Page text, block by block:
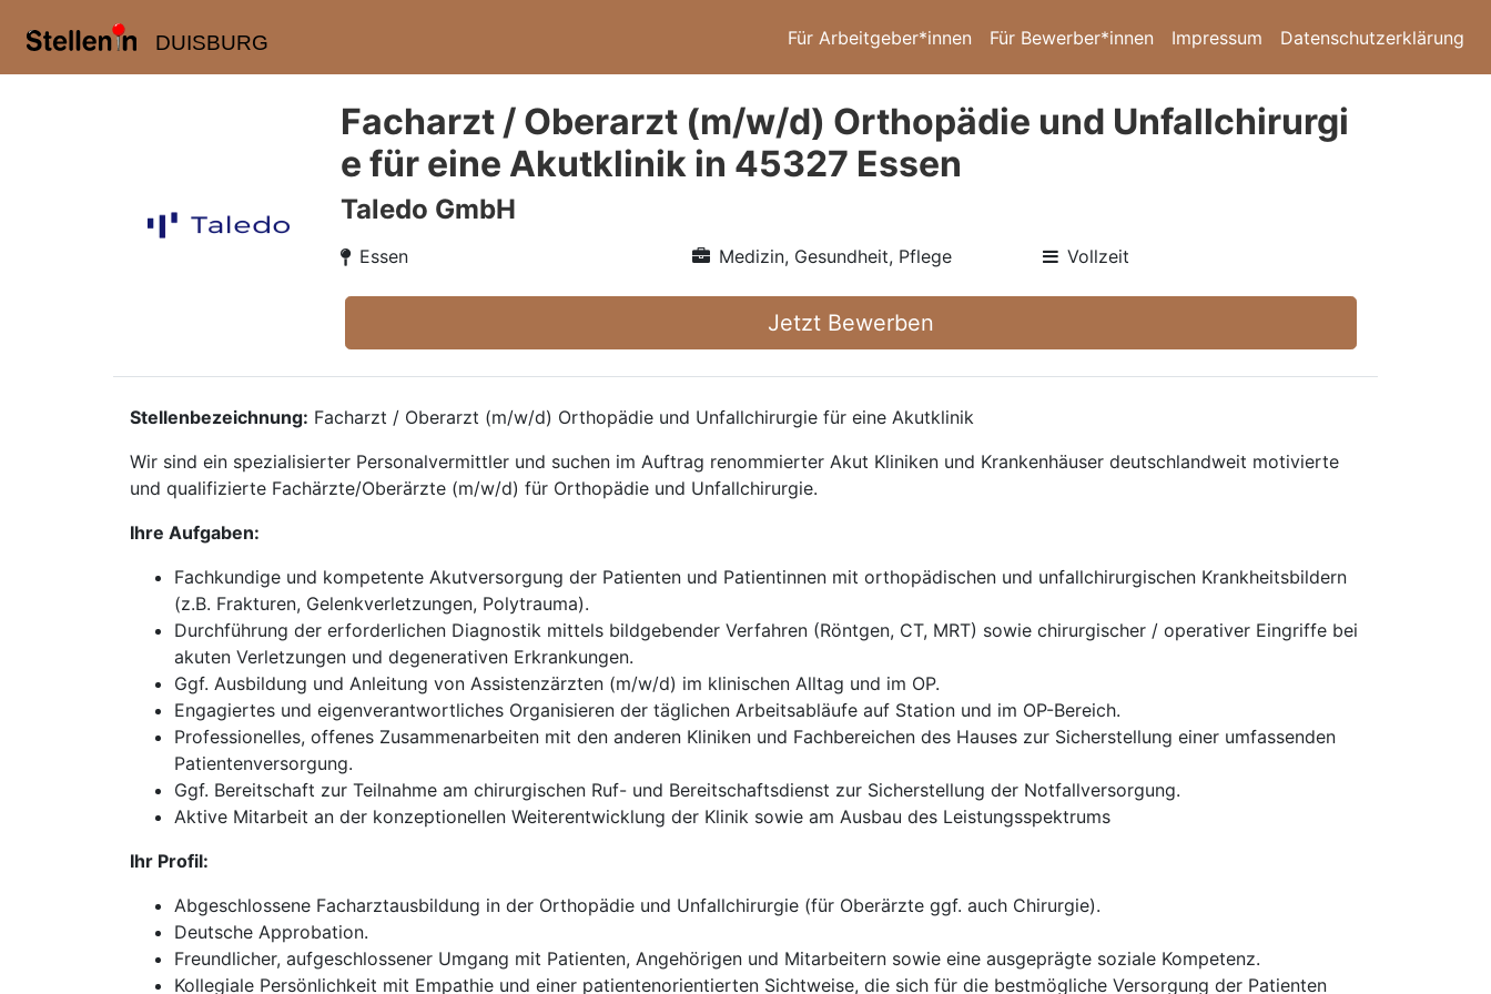
DUISBURG Für Arbeitgeber*innen Für Bewerber*innen Impressum Datenschutzerklärung
Facharzt / Oberarzt (m/w/d) Orthopädie und Unfallchirurgi
e für eine Akutklinik in 45327 Essen
Taledo GmbH
Essen Medizin, Gesundheit, Pflege Vollzeit
Jetzt Bewerben
Stellenbezeichnung: Facharzt / Oberarzt (m/w/d) Orthopädie und Unfallchirurgie für eine Akutklinik
Wir sind ein spezialisierter Personalvermittler und suchen im Auftrag renommierter Akut Kliniken und Krankenhäuser deutschlandweit motivierte
und qualifizierte Fachärzte/Oberärzte (m/w/d) für Orthopädie und Unfallchirurgie.
Ihre Aufgaben:
Fachkundige und kompetente Akutversorgung der Patienten und Patientinnen mit orthopädischen und unfallchirurgischen Krankheitsbildern
(z.B. Frakturen, Gelenkverletzungen, Polytrauma).
Durchführung der erforderlichen Diagnostik mittels bildgebender Verfahren (Röntgen, CT, MRT) sowie chirurgischer / operativer Eingriffe bei
akuten Verletzungen und degenerativen Erkrankungen.
Ggf. Ausbildung und Anleitung von Assistenzärzten (m/w/d) im klinischen Alltag und im OP.
Engagiertes und eigenverantwortliches Organisieren der täglichen Arbeitsabläufe auf Station und im OP-Bereich.
Professionelles, offenes Zusammenarbeiten mit den anderen Kliniken und Fachbereichen des Hauses zur Sicherstellung einer umfassenden
Patientenversorgung.
Ggf. Bereitschaft zur Teilnahme am chirurgischen Ruf- und Bereitschaftsdienst zur Sicherstellung der Notfallversorgung.
Aktive Mitarbeit an der konzeptionellen Weiterentwicklung der Klinik sowie am Ausbau des Leistungsspektrums
Ihr Profil:
Abgeschlossene Facharztausbildung in der Orthopädie und Unfallchirurgie (für Oberärzte ggf. auch Chirurgie).
Deutsche Approbation.
Freundlicher, aufgeschlossener Umgang mit Patienten, Angehörigen und Mitarbeitern sowie eine ausgeprägte soziale Kompetenz.
Kollegiale Persönlichkeit mit Empathie und einer patientenorientierten Sichtweise, die sich für die bestmögliche Versorgung der Patienten